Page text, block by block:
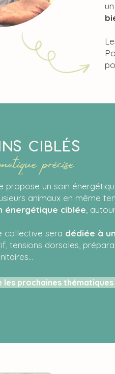
ciblÉs
précise
propose un soin
animaux en même
énergétique ciblée ,
collective sera dédiée à
tensions dorsales,
les prochaines thématiques